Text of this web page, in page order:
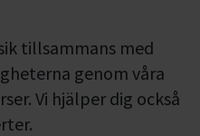
tillsammans med
genom våra
Vi hjälper dig också